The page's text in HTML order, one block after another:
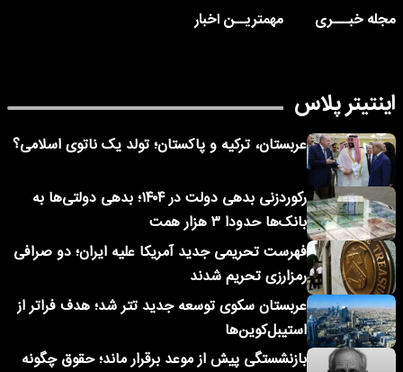
مجله خبـــری
مهمتریــن اخبار
اینتیتر پلاس
عربستان، ترکیه و پاکستان؛ تولد یک ناتوی اسلامی؟
رکوردزنی بدهی دولت در ۱۴۰۴؛ بدهی دولتی‌ها به
بانک‌ها حدودا ۳ هزار همت
فهرست تحریمی جدید آمریکا علیه ایران؛ دو صرافی
رمزارزی تحریم شدند
عربستان سکوی توسعه جدید تتر شد؛ هدف فراتر از
استیبل‌کوین‌ها
بازنشستگی پیش از موعد برقرار ماند؛ حقوق چگونه